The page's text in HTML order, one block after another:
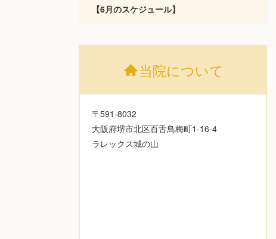
【6月のスケジュール】
当院について
〒591-8032
大阪府堺市北区百舌鳥梅町1-16-4
ラレックス城の山